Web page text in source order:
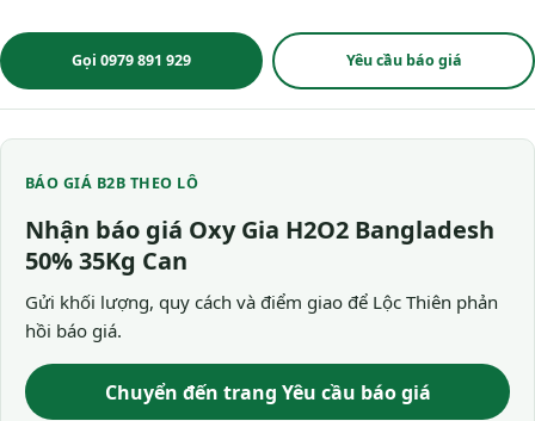
Gọi 0979 891 929 Yêu cầu báo giá
BÁO GIÁ B2B THEO LÔ
Nhận báo giá Oxy Gia H2O2 Bangladesh
50% 35Kg Can
Gửi khối lượng, quy cách và điểm giao để Lộc Thiên phản
hồi báo giá.
Chuyển đến trang Yêu cầu báo giá